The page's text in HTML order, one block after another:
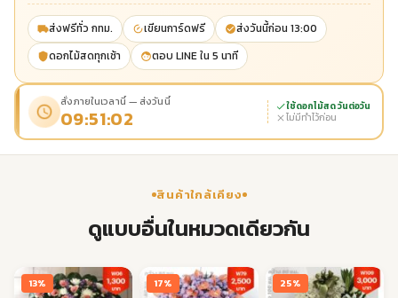
ส่งฟรีทั่ว กทม. เขียนการ์ดฟรี
ส่งวันนี้ก่อน 13:00
ดอกไม้สดทุกเช้า
ตอบ LINE ใน 5 นาที
สั่งภายในเวลานี้ — ส่งวันนี้
09:51:01
ใช้ดอกไม้สด วันต่อวัน
ไม่มีทำไว้ก่อน
สินค้าใกล้เคียง
ดูแบบอื่นในหมวดเดียวกัน
13% 17% 25%